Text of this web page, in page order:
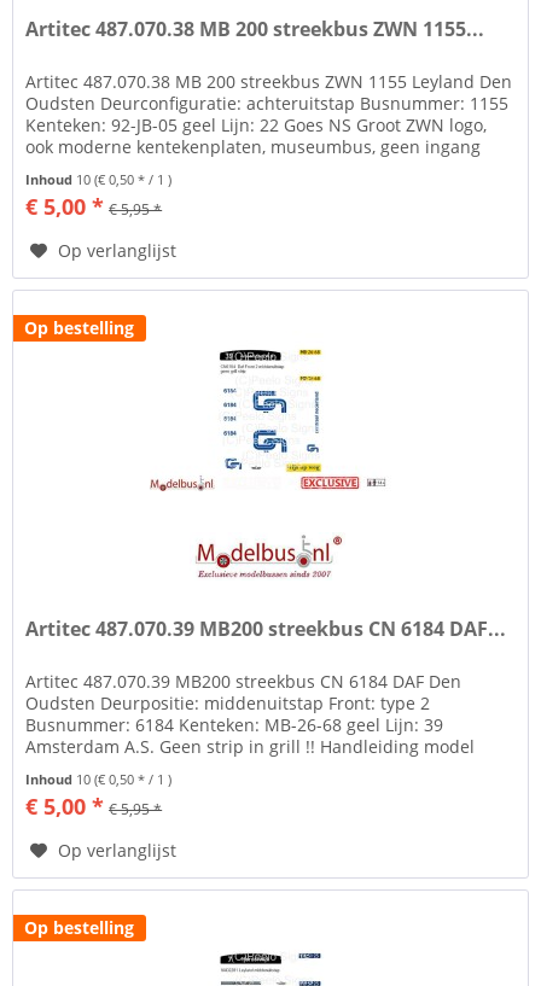
Artitec 487.070.38 MB 200 streekbus ZWN 1155...
Artitec 487.070.38 MB 200 streekbus ZWN 1155 Leyland Den
Oudsten Deurconfiguratie: achteruitstap Busnummer: 1155
Kenteken: 92-JB-05 geel Lijn: 22 Goes NS Groot ZWN logo,
ook moderne kentekenplaten, museumbus, geen ingang
Inhoud 10(€ 0,50 * / 1 )
€ 5,00 * € 5,95 *
Op verlanglijst
Op bestelling
Artitec 487.070.39 MB200 streekbus CN 6184 DAF...
Artitec 487.070.39 MB200 streekbus CN 6184 DAF Den
Oudsten Deurpositie: middenuitstap Front: type 2
Busnummer: 6184 Kenteken: MB-26-68 geel Lijn: 39
Amsterdam A.S. Geen strip in grill !! Handleiding model
Inhoud 10(€ 0,50 * / 1 )
€ 5,00 * € 5,95 *
Op verlanglijst
Op bestelling